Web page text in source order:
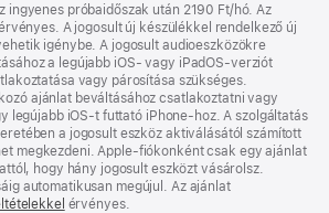
ingyenes próbaidőszak után 2190 Ft/hó. Az
A jogosult új készülékkel rendelkező új
igénybe. A jogosult audioeszközökre
a legújabb iOS- vagy iPadOS-verziót
vagy párosítása szükséges.
ajánlat beváltásához csatlakoztatni vagy
legújabb iOS‑t futtató iPhone‑hoz. A szolgáltatás
a jogosult eszköz aktiválásától számított
megkezdeni. Apple-fiókonként csak egy ajánlat
hogy hány jogosult eszközt vásárolsz.
automatikusan megújul. Az ajánlat
érvényes.